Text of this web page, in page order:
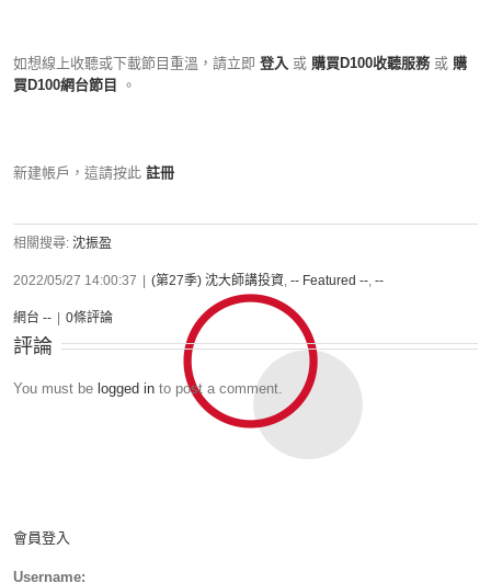
如想線上收聽或下載節目重溫，請立即 登入 或 購買D100收聽服務 或 購
買D100網台節目
。
新建帳戶，這請按此 註冊
相關搜尋: 沈振盈
2022/05/27 14:00:37 (第27季) 沈大師講投資, -- Featured --, --
網台 -- 0條評論
評論
You must be logged in to post a comment.
會員登入
Username: